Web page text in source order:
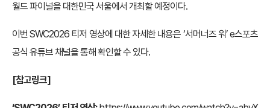
월드 파이널을 대한민국 서울에서 개최할 예정이다.
이번 SWC2026 티저 영상에 대한 자세한 내용은 ‘서머너즈 워’ e스포츠
공식 유튜브 채널을 통해 확인할 수 있다.
[참고링크]